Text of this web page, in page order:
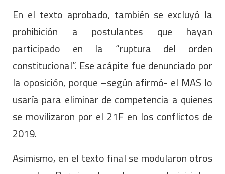
En el texto aprobado, también se excluyó la
prohibición a postulantes que hayan
participado en la “ruptura del orden
constitucional”. Ese acápite fue denunciado por
la oposición, porque –según afirmó- el MAS lo
usaría para eliminar de competencia a quienes
se movilizaron por el 21F en los conflictos de
2019.
Asimismo, en el texto final se modularon otros